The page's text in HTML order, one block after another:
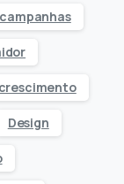
campanhas
crescimento
Design